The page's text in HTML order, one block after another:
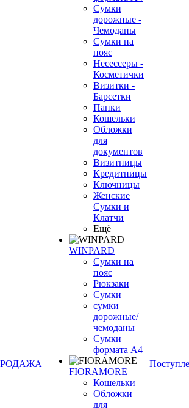
Сумки
дорожные -
Чемоданы
Сумки на
пояс
Несессеры -
Косметички
Визитки -
Барсетки
Папки
Кошельки
Обложки
для
документов
Визитницы
Кредитницы
Ключницы
Женские
Сумки и
Клатчи
Ещё
WINPARD
Сумки на
пояс
Рюкзаки
Сумки
сумки
дорожные/
чемоданы
Сумки
формата А4
FIORAMORE
Кошельки
Обложки
для